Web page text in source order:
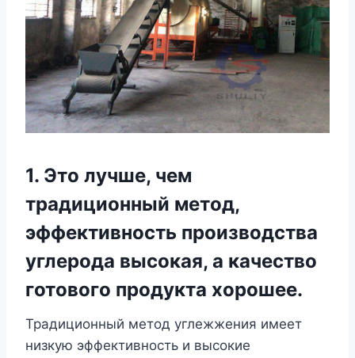
1. Это лучше, чем
традиционный метод,
эффективность производства
углерода высокая, а качество
готового продукта хорошее.
Традиционный метод углежжения имеет
низкую эффективность и высокие